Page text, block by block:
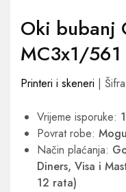
Oki bubanj
MC3x1/
Printeri i skeneri |
Vrijeme isporuke:
Povrat robe:
Način plaćanja:
Diners, Visa i
12 rata)